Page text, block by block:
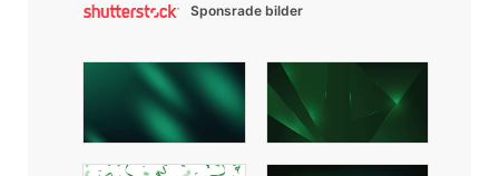
Sponsrade bilder